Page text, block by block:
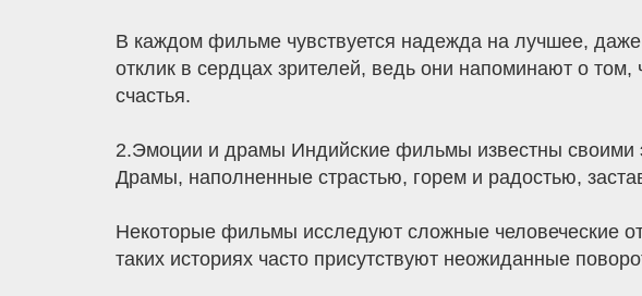
В каждом фильме чувствуется надежда на лучшее, даже
отклик в сердцах зрителей, ведь они напоминают о
счастья.
2.Эмоции и драмы Индийские фильмы известны своими
Драмы, наполненные страстью, горем и радостью,
Некоторые фильмы исследуют сложные человеческие
таких историях часто присутствуют неожиданные